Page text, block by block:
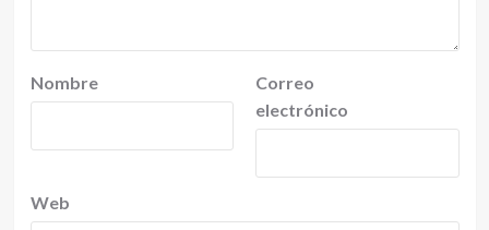
Nombre
Correo
electrónico
Web